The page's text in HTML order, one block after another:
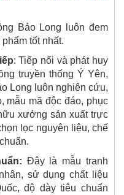
Bảo Long luôn đem
tốt nhất.
: Tiếp nối và phát huy
truyền thống Ý Yên,
Long luôn nghiên cứu,
mẫu mã độc đáo, phục
xưởng sản xuất trực
lọc nguyên liệu, chế
Đây là mẫu tranh
sử dụng chất liệu
độ dày tiêu chuẩn